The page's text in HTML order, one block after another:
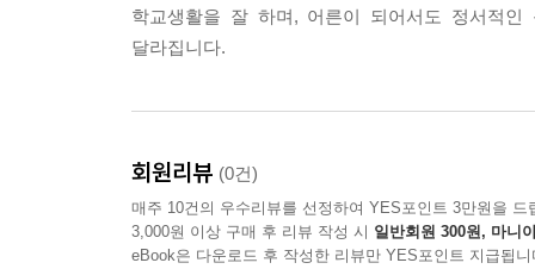
학교생활을 잘 하며, 어른이 되어서도 정서적
달라집니다.
회원리뷰 (0건)
매주 10건의 우수리뷰를 선정하여 YES포인트 3만원을 드
3,000원 이상 구매 후 리뷰 작성 시 일반회원 300원, 마니
eBook은 다운로드 후 작성한 리뷰만 YES포인트 지급됩니